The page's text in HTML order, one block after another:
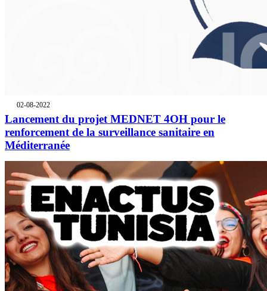
02-08-2022
Lancement du projet MEDNET 4OH pour le
renforcement de la surveillance sanitaire en
Méditerranée